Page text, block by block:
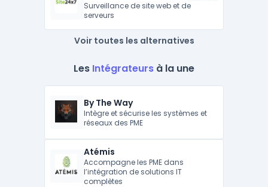
Surveillance de site web et de
serveurs
Voir toutes les alternatives
Les Intégrateurs à la une
By The Way
Intègre et sécurise les systèmes et
réseaux des PME
Atémis
Accompagne les PME dans
l’intégration de solutions IT
complètes